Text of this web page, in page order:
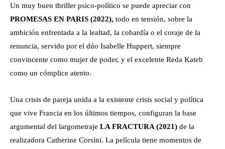
Un muy buen thriller psico-político se puede apreciar con
PROMESAS EN PARIS (2022), todo en tensión, sobre la
ambición enfrentada a la lealtad, la cobardía o el coraje de la
renuncia, servido por el dúo Isabelle Huppert, siempre
convincente como mujer de poder, y el excelente Reda Kateb
como un cómplice atento.
Una crisis de pareja unida a la existente crisis social y política
que vive Francia en los últimos tiempos, configuran la base
argumental del largometraje LA FRACTURA (2021) de la
realizadora Catherine Corsini. La película tiene momentos de